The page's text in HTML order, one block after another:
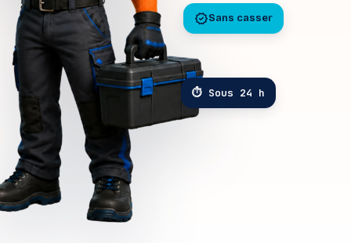
⏱ Sous 24 h
verified Sans casser